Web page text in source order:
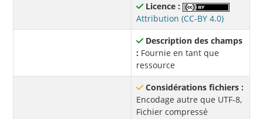
Licence :
Attribution (CC-BY 4.0)
Description des champs
: Fournie en tant que
ressource
Considérations fichiers :
Encodage autre que UTF-8,
Fichier compressé